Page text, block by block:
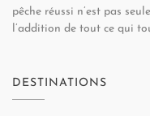
pêche réussi n’est pas
l’addition de tout ce qui
DESTINATIONS